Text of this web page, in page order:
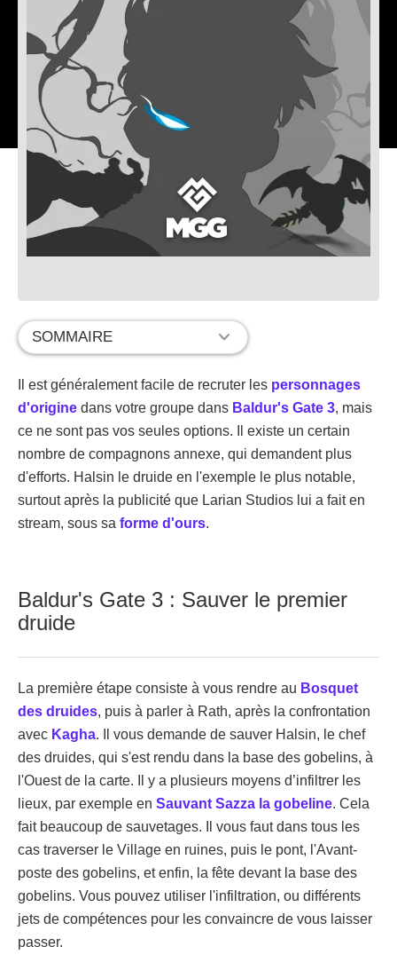
SOMMAIRE
Il est généralement facile de recruter les personnages
d'origine dans votre groupe dans Baldur's Gate 3, mais
ce ne sont pas vos seules options. Il existe un certain
nombre de compagnons annexe, qui demandent plus
d'efforts. Halsin le druide en l'exemple le plus notable,
surtout après la publicité que Larian Studios lui a fait en
stream, sous sa forme d'ours.
Baldur's Gate 3 : Sauver le premier
druide
La première étape consiste à vous rendre au Bosquet
des druides, puis à parler à Rath, après la confrontation
avec Kagha. Il vous demande de sauver Halsin, le chef
des druides, qui s'est rendu dans la base des gobelins, à
l'Ouest de la carte. Il y a plusieurs moyens d’infiltrer les
lieux, par exemple en Sauvant Sazza la gobeline. Cela
fait beaucoup de sauvetages. Il vous faut dans tous les
cas traverser le Village en ruines, puis le pont, l'Avant-
poste des gobelins, et enfin, la fête devant la base des
gobelins. Vous pouvez utiliser l'infiltration, ou différents
jets de compétences pour les convaincre de vous laisser
passer.